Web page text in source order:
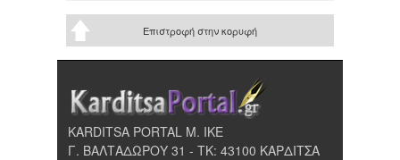
Επιστροφή στην κορυφή
KARDITSA PORTAL Μ. ΙΚΕ
Γ. ΒΑΛΤΑΔΩΡΟΥ 31 - ΤΚ: 43100 ΚΑΡΔΙΤΣΑ